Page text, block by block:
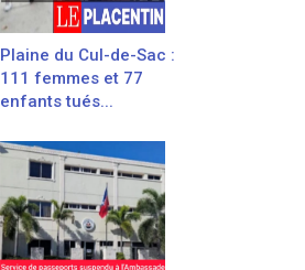
Plaine du Cul-de-Sac :
111 femmes et 77
enfants tués...